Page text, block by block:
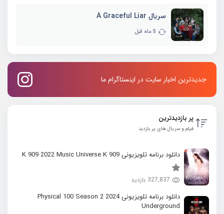
سریال A Graceful Liar
5 ماه قبل
جدیدترین اخبار سایت در اینستاگرام ما
پر بازدیدترین
فیلم و سریال های پر بازدید
دانلود برنامه تلویزیونی K 909 2022 Music Universe K 909
327,837 بازدید
دانلود برنامه تلویزیونی 2024 Physical 100 Season 2
Underground